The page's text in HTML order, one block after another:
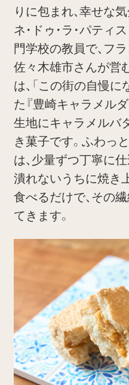
りに包まれ、幸せな
ネ・ドゥ・ラ・パティ
門学校の教員で、フ
佐々木雄市さんが営
は、「この街の自慢
た『豊崎キャラメル
生地にキャラメルバ
き菓子です。ふわっ
は、少量ずつ丁寧に
潰れないうちに焼き
食べるだけで、その
てきます。